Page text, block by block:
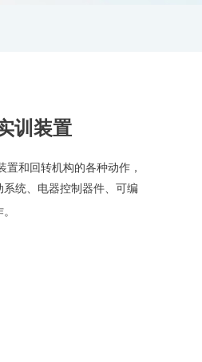
训装置
和回转机构的各种动作，
统、电器控制器件、可编